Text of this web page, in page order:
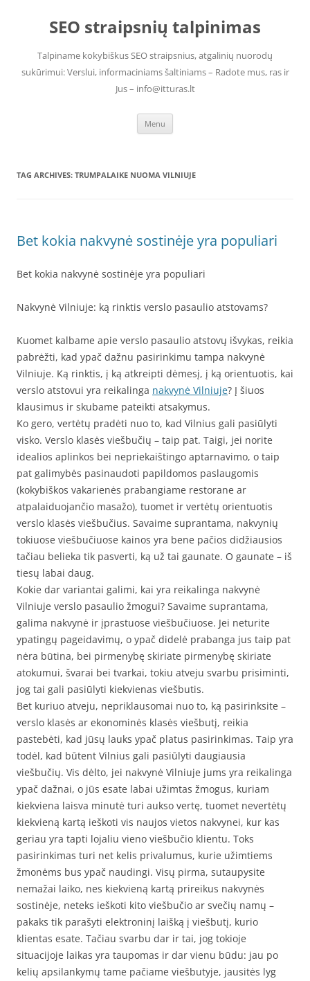
contentSEO straipsnių talpinimas
Talpiname kokybiškus SEO straipsnius, atgalinių nuorodų
sukūrimui: Verslui, informaciniams šaltiniams – Radote mus, ras ir
Jus – info@itturas.lt
Menu
TAG ARCHIVES: TRUMPALAIKE NUOMA VILNIUJE
Bet kokia nakvynė sostinėje yra populiari
Bet kokia nakvynė sostinėje yra populiari
Nakvynė Vilniuje: ką rinktis verslo pasaulio atstovams?
Kuomet kalbame apie verslo pasaulio atstovų išvykas, reikia
pabrėžti, kad ypač dažnu pasirinkimu tampa nakvynė
Vilniuje. Ką rinktis, į ką atkreipti dėmesį, į ką orientuotis, kai
verslo atstovui yra reikalinga nakvynė Vilniuje? Į šiuos
klausimus ir skubame pateikti atsakymus.
Ko gero, vertėtų pradėti nuo to, kad Vilnius gali pasiūlyti
visko. Verslo klasės viešbučių – taip pat. Taigi, jei norite
idealios aplinkos bei nepriekaištingo aptarnavimo, o taip
pat galimybės pasinaudoti papildomos paslaugomis
(kokybiškos vakarienės prabangiame restorane ar
atpalaiduojančio masažo), tuomet ir vertėtų orientuotis
verslo klasės viešbučius. Savaime suprantama, nakvynių
tokiuose viešbučiuose kainos yra bene pačios didžiausios
tačiau belieka tik pasverti, ką už tai gaunate. O gaunate – iš
tiesų labai daug.
Kokie dar variantai galimi, kai yra reikalinga nakvynė
Vilniuje verslo pasaulio žmogui? Savaime suprantama,
galima nakvynė ir įprastuose viešbučiuose. Jei neturite
ypatingų pageidavimų, o ypač didelė prabanga jus taip pat
nėra būtina, bei pirmenybę skiriate pirmenybę skiriate
atokumui, švarai bei tvarkai, tokiu atveju svarbu prisiminti,
jog tai gali pasiūlyti kiekvienas viešbutis.
Bet kuriuo atveju, nepriklausomai nuo to, ką pasirinksite –
verslo klasės ar ekonominės klasės viešbutį, reikia
pastebėti, kad jūsų lauks ypač platus pasirinkimas. Taip yra
todėl, kad būtent Vilnius gali pasiūlyti daugiausia
viešbučių. Vis dėlto, jei nakvynė Vilniuje jums yra reikalinga
ypač dažnai, o jūs esate labai užimtas žmogus, kuriam
kiekviena laisva minutė turi aukso vertę, tuomet nevertėtų
kiekvieną kartą ieškoti vis naujos vietos nakvynei, kur kas
geriau yra tapti lojaliu vieno viešbučio klientu. Toks
pasirinkimas turi net kelis privalumus, kurie užimtiems
žmonėms bus ypač naudingi. Visų pirma, sutaupysite
nemažai laiko, nes kiekvieną kartą prireikus nakvynės
sostinėje, neteks ieškoti kito viešbučio ar svečių namų –
pakaks tik parašyti elektroninį laišką į viešbutį, kurio
klientas esate. Tačiau svarbu dar ir tai, jog tokioje
situacijoje laikas yra taupomas ir dar vienu būdu: jau po
kelių apsilankymų tame pačiame viešbutyje, jausitės lyg